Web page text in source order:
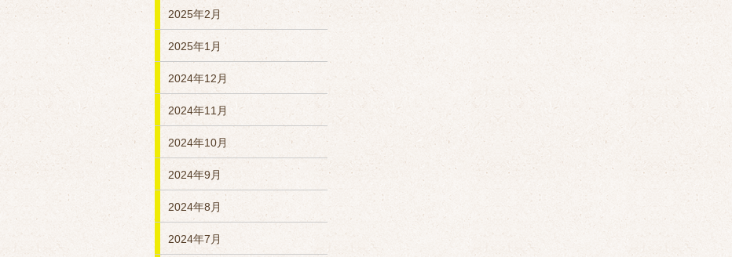
2025年2月
2025年1月
2024年12月
2024年11月
2024年10月
2024年9月
2024年8月
2024年7月